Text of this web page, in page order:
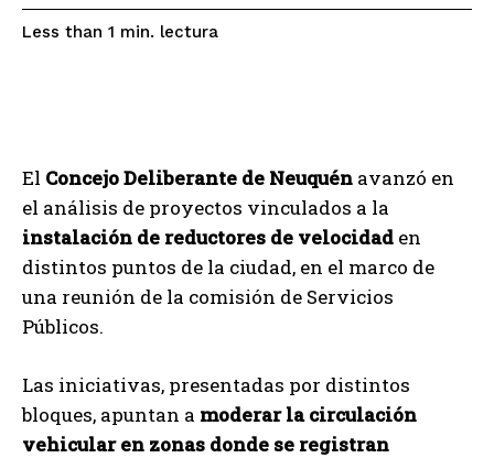
Less than 1 min. lectura
El Concejo Deliberante de Neuquén avanzó en
el análisis de proyectos vinculados a la
instalación de reductores de velocidad en
distintos puntos de la ciudad, en el marco de
una reunión de la comisión de Servicios
Públicos.
Las iniciativas, presentadas por distintos
bloques, apuntan a moderar la circulación
vehicular en zonas donde se registran